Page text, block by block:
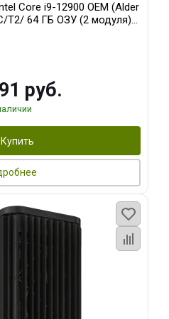
Core i9-12900 OEM (Alder
T2/ 64 ГБ ОЗУ (2 модуля)/
16GB GDDR7 256bit 3xDP
руб.
Купить